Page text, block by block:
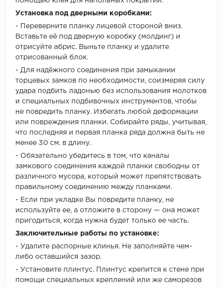
Установка под дверными коробками:
- Переверните планку лицевой стороной вниз.
Вставьте её под дверную коробку (молдинг) и
отрисуйте абрис. Выньте планку и удалите
отрисованный блок.
- Для надёжного соединения при замыкании
торцевых замков по необходимости, соизмеряя силу
удара подбить ладонью без использования молотков
и специальных подбивочных инструментов, чтобы
не повредить планку. Избегать любой деформации
или повреждения планки. Собирайте ряды, учитывая,
что последняя и первая планка ряда должна быть не
менее 30 см. в длину.
- Обязательно убедитесь в том, что каналы
замкового соединения каждой планки свободны от
различного мусора, который может препятствовать
правильному соединению между планками.
- Если при укладке Вы повредите планку, не
используйте ее, а отложите в сторону — она может
пригодиться, когда нужна будет только ее часть.
Заключительные работы по установке:
- Удалите распорные клинья. Не заполняйте чем-
либо оставшийся зазор.
- Установите плинтус. Плинтус крепится к стене при
помощи специальных креплений или же саморезов